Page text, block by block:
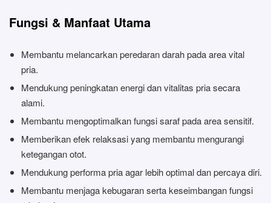
Fungsi & Manfaat Utama
Membantu melancarkan peredaran darah pada area vital
pria.
Mendukung peningkatan energi dan vitalitas pria secara
alami.
Membantu mengoptimalkan fungsi saraf pada area sensitif.
Memberikan efek relaksasi yang membantu mengurangi
ketegangan otot.
Mendukung performa pria agar lebih optimal dan percaya diri.
Membantu menjaga kebugaran serta keseimbangan fungsi